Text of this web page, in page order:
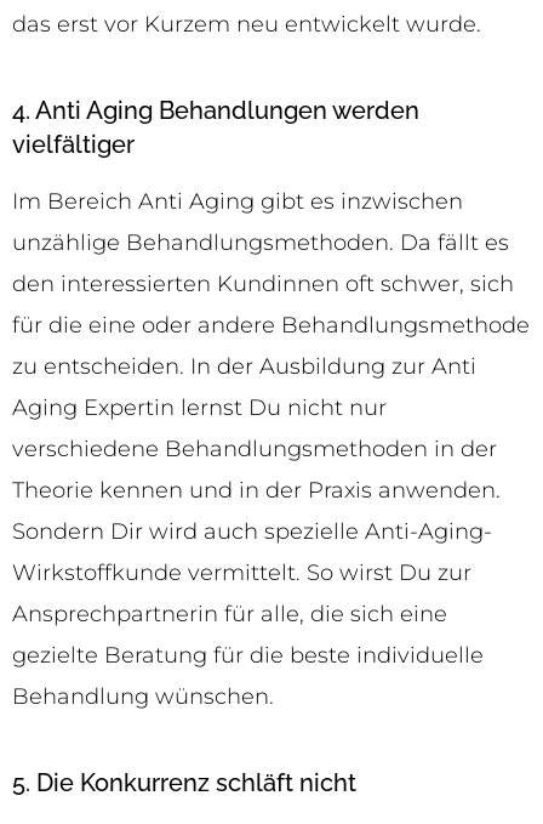
das erst vor Kurzem neu entwickelt wurde.
4. Anti Aging Behandlungen werden
vielfältiger
Im Bereich Anti Aging gibt es inzwischen
unzählige Behandlungsmethoden. Da fällt es
den interessierten Kundinnen oft schwer, sich
für die eine oder andere Behandlungsmethode
zu entscheiden. In der Ausbildung zur Anti
Aging Expertin lernst Du nicht nur
verschiedene Behandlungsmethoden in der
Theorie kennen und in der Praxis anwenden.
Sondern Dir wird auch spezielle Anti-Aging-
Wirkstoffkunde vermittelt. So wirst Du zur
Ansprechpartnerin für alle, die sich eine
gezielte Beratung für die beste individuelle
Behandlung wünschen.
5. Die Konkurrenz schläft nicht